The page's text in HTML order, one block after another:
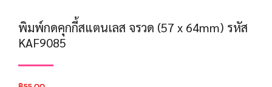
พิมพ์กดคุกกี้สแตนเลส จรวด (57 x 64mm) รหัส
KAF9085